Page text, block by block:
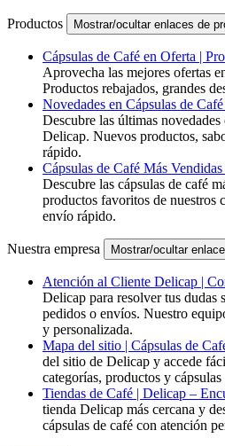
Productos Mostrar/ocultar enlaces de
Cápsulas de Café en Oferta |
Aprovecha las mejores ofertas
Productos rebajados, grandes
Novedades en Cápsulas de
Descubre las últimas novedades
Delicap. Nuevos productos,
rápido.
Cápsulas de Café Más
Descubre las cápsulas de café
productos favoritos de nuestros
envío rápido.
Nuestra empresa Mostrar/ocultar
Atención al Cliente Delicap |
Delicap para resolver tus dudas
pedidos o envíos. Nuestro
y personalizada.
Mapa del sitio | Cápsulas de
del sitio de Delicap y accede
categorías, productos y cápsulas
Tiendas de Café | Delicap –
tienda Delicap más cercana y
cápsulas de café con atención